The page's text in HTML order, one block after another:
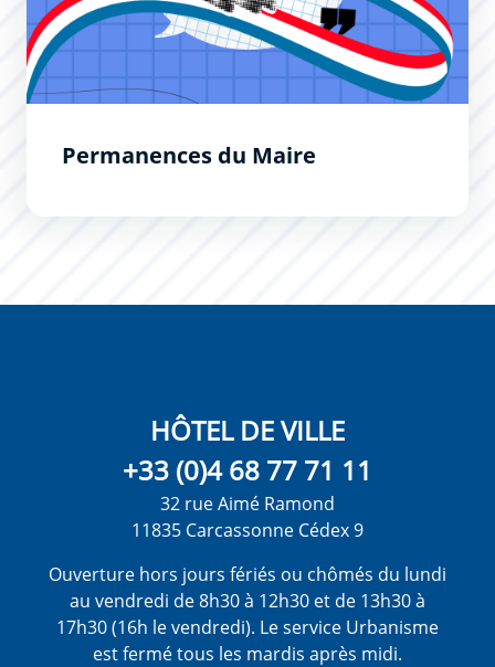
Permanences du Maire
HÔTEL DE VILLE
+33 (0)4 68 77 71 11
32 rue Aimé Ramond
11835 Carcassonne Cédex 9
Ouverture hors jours fériés ou chômés du lundi
au vendredi de 8h30 à 12h30 et de 13h30 à
17h30 (16h le vendredi). Le service Urbanisme
est fermé tous les mardis après midi.